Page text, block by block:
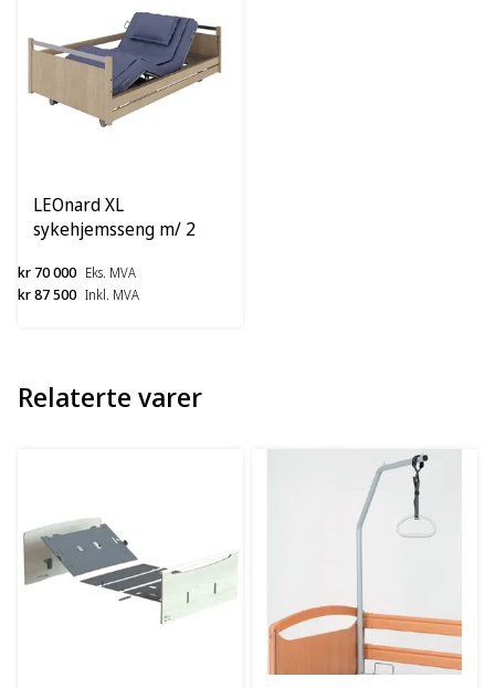
LEOnard XL
sykehjemsseng m/ 2
kr 70 000 Eks. MVA
kr 87 500 Inkl. MVA
Relaterte varer